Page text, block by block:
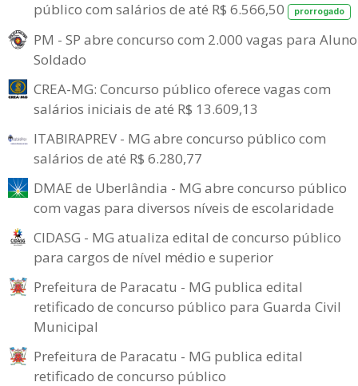
público com salários de até R$ 6.566,50
prorrogado
PM - SP abre concurso com 2.000 vagas para
Soldado
CREA-MG: Concurso público oferece vagas com
salários iniciais de até R$ 13.609,13
ITABIRAPREV - MG abre concurso público com
salários de até R$ 6.280,77
DMAE de Uberlândia - MG abre concurso público
com vagas para diversos níveis de escolaridade
CIDASG - MG atualiza edital de concurso público
para cargos de nível médio e superior
Prefeitura de Paracatu - MG publica edital
retificado de concurso público para Guarda Civil
Municipal
Prefeitura de Paracatu - MG publica edital
retificado de concurso público